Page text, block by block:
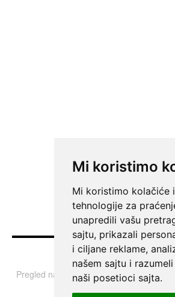
Mi koristimo
Mi koristimo kolačiće
tehnologije za
unapredili vašu
sajtu, prikazali
i ciljane reklame,
našem sajtu i
naši posetioci sajta.
Vesti
Pregled najvažnijih informacija i tema iz